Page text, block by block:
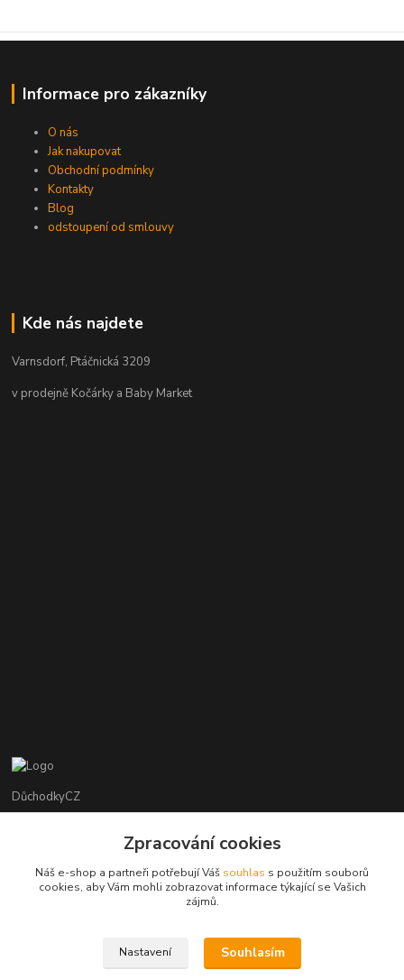
Informace pro zákazníky
O nás
Jak nakupovat
Obchodní podmínky
Kontakty
Blog
odstoupení od smlouvy
Kde nás najdete
Varnsdorf, Ptáčnická 3209
v prodejně Kočárky a Baby Market
DůchodkyCZ
+420 412384749
objednavky@duchodky.cz
Zpracování cookies
Náš e-shop a partneři potřebují Váš souhlas s použitím souborů
cookies, aby Vám mohli zobrazovat informace týkající se Vašich
zájmů.
Nastavení Souhlasím